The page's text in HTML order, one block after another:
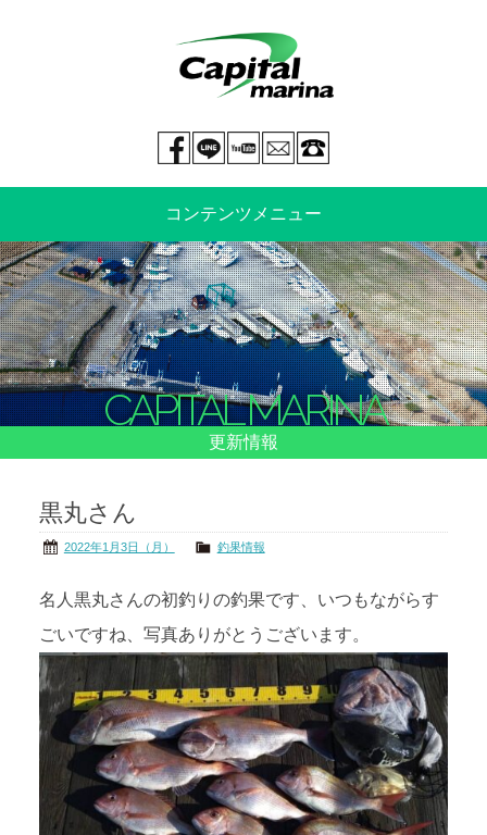
mail
You tube
LINE@
Facebook page
コンテンツメニュー
中古艇情報 新艇情報
船のご売却 整備・特殊艤装
船舶保険 マリーナ情報・料金表
茨城の海
会社概要 リンク
CAPITAL MARINA
更新情報
黒丸さん
2022年1月3日（月） 釣果情報
名人黒丸さんの初釣りの釣果です、いつもながらす
ごいですね、写真ありがとうございます。